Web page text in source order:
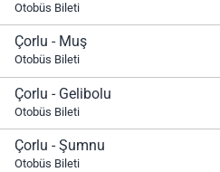
Otobüs Bileti
Çorlu - Muş
Otobüs Bileti
Çorlu - Gelibolu
Otobüs Bileti
Çorlu - Şumnu
Otobüs Bileti